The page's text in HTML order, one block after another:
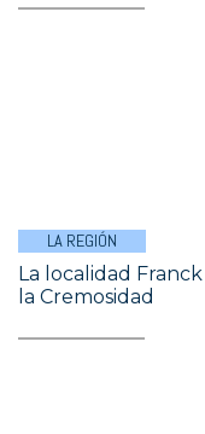
LA REGIÓN
La localidad
la Cremosidad